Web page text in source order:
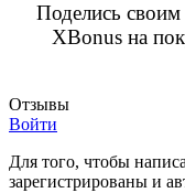
Поделись
XBonus на
Отзывы
Войти
Для того, чтобы
зарегистрированы и